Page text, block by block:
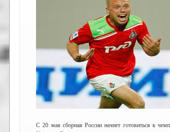
С 20 мая сборная России начнет готовиться к